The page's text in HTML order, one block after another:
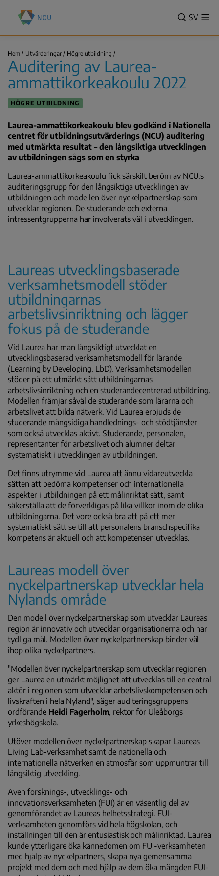
huvudinnehåll
Nationella
centret
för
(NCU)
VALITSE
SV
Länkstig
Hem Utvärderingar Högre utbildning
Laurea-
ammattikorkeakoulu…
Auditering av Laurea-
ammattikorkeakoulu 2022
HÖGRE UTBILDNING
Laurea-ammattikorkeakoulu blev godkänd i Nationella
centret för utbildningsutvärderings (NCU) auditering
med utmärkta resultat – den långsiktiga utvecklingen
av utbildningen sågs som en styrka
Laurea-ammattikorkeakoulu fick särskilt beröm av NCU:s
auditeringsgrupp för den långsiktiga utvecklingen av
utbildningen och modellen över nyckelpartnerskap som
utvecklar regionen. De studerande och externa
intressentgrupperna har involverats väl i utvecklingen.
Laureas utvecklingsbaserade
verksamhetsmodell stöder
utbildningarnas
arbetslivsinriktning och lägger
fokus på de studerande
Vid Laurea har man långsiktigt utvecklat en
utvecklingsbaserad verksamhetsmodell för lärande
(Learning by Developing, LbD). Verksamhetsmodellen
stöder på ett utmärkt sätt utbildningarnas
arbetslivsinriktning och en studerandecentrerad utbildning.
Modellen främjar såväl de studerande som lärarna och
arbetslivet att bilda nätverk. Vid Laurea erbjuds de
studerande mångsidiga handlednings- och stödtjänster
som också utvecklas aktivt. Studerande, personalen,
representanter för arbetslivet och alumner deltar
systematiskt i utvecklingen av utbildningen.
Det finns utrymme vid Laurea att ännu vidareutveckla
sätten att bedöma kompetenser och internationella
aspekter i utbildningen på ett målinriktat sätt, samt
säkerställa att de förverkligas på lika villkor inom de olika
utbildningarna. Det vore också bra att på ett mer
systematiskt sätt se till att personalens branschspecifika
kompetens är aktuell och att kompetensen utvecklas.
Laureas modell över
nyckelpartnerskap utvecklar hela
Nylands område
Den modell över nyckelpartnerskap som utvecklar Laureas
region är innovativ och utvecklar organisationerna och har
tydliga mål. Modellen över nyckelpartnerskap binder väl
ihop olika nyckelpartners.
"Modellen över nyckelpartnerskap som utvecklar regionen
ger Laurea en utmärkt möjlighet att utvecklas till en central
aktör i regionen som utvecklar arbetslivskompetensen och
livskraften i hela Nyland", säger auditeringsgruppens
ordförande Heidi Fagerholm, rektor för Uleåborgs
yrkeshögskola.
Utöver modellen över nyckelpartnerskap skapar Laureas
Living Lab-verksamhet samt de nationella och
internationella nätverken en atmosfär som uppmuntrar till
långsiktig utveckling.
Även forsknings-, utvecklings- och
innovationsverksamheten (FUI) är en väsentlig del av
genomförandet av Laureas helhetsstrategi. FUI-
verksamheten genomförs vid hela högskolan, och
inställningen till den är entusiastisk och målinriktad. Laurea
kunde ytterligare öka kännedomen om FUI-verksamheten
med hjälp av nyckelpartners, skapa nya gemensamma
projekt med dem och med hjälp av dem öka mängden FUI-